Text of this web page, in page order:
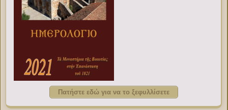
Πατήστε εδώ για να το ξεφυλλίσετε